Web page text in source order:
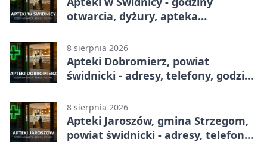
otwarcia, dyżury, apteka
8 sierpnia 2026
Apteki Dobromierz, powiat
świdnicki - adresy, telefony, godziny
8 sierpnia 2026
Apteki Jaroszów, gmina Strzegom,
powiat świdnicki - adresy, telefony,